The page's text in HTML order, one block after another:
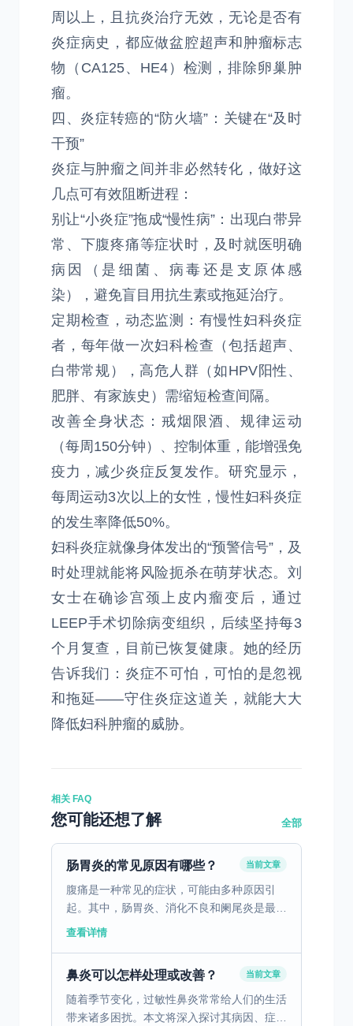
周以上，且抗炎治疗无效，无论是否有
炎症病史，都应做盆腔超声和肿瘤标志
物（CA125、HE4）检测，排除卵巢肿
瘤。
四、炎症转癌的“防火墙”：关键在“及时
干预”
炎症与肿瘤之间并非必然转化，做好这
几点可有效阻断进程：
别让“小炎症”拖成“慢性病”：出现白带异
常、下腹疼痛等症状时，及时就医明确
病因（是细菌、病毒还是支原体感
染），避免盲目用抗生素或拖延治疗。
定期检查，动态监测：有慢性妇科炎症
者，每年做一次妇科检查（包括超声、
白带常规），高危人群（如HPV阳性、
肥胖、有家族史）需缩短检查间隔。
改善全身状态：戒烟限酒、规律运动
（每周150分钟）、控制体重，能增强免
疫力，减少炎症反复发作。研究显示，
每周运动3次以上的女性，慢性妇科炎症
的发生率降低50%。
妇科炎症就像身体发出的“预警信号”，及
时处理就能将风险扼杀在萌芽状态。刘
女士在确诊宫颈上皮内瘤变后，通过
LEEP手术切除病变组织，后续坚持每3
个月复查，目前已恢复健康。她的经历
告诉我们：炎症不可怕，可怕的是忽视
和拖延——守住炎症这道关，就能大大
降低妇科肿瘤的威胁。
相关 FAQ
您可能还想了解 全部
肠胃炎的常见原因有哪些？ 当前文章
腹痛是一种常见的症状，可能由多种原因引
起。其中，肠胃炎、消化不良和阑尾炎是最常
见的三个原因。肠胃炎是由病毒、细菌或寄生
查看详情
鼻炎可以怎样处理或改善？ 当前文章
随着季节变化，过敏性鼻炎常常给人们的生活
带来诸多困扰。本文将深入探讨其病因、症